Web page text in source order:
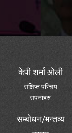
केपी शर्मा ओली
संक्षिप्त परिचय
सपनाहरु
सम्बोधन/मन्तव्य